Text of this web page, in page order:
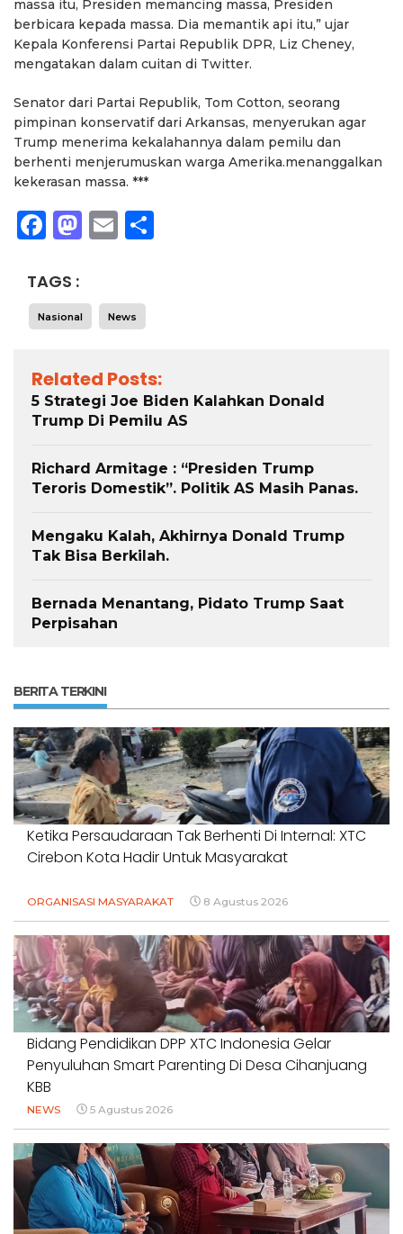
massa itu, Presiden memancing massa, Presiden
berbicara kepada massa. Dia memantik api itu,” ujar
Kepala Konferensi Partai Republik DPR, Liz Cheney,
mengatakan dalam cuitan di Twitter.
Senator dari Partai Republik, Tom Cotton, seorang
pimpinan konservatif dari Arkansas, menyerukan agar
Trump menerima kekalahannya dalam pemilu dan
berhenti menjerumuskan warga Amerika.menanggalkan
kekerasan massa. ***
Facebook
Mastodon
Email
TAGS :
Nasional News
Related Posts:
5 Strategi Joe Biden Kalahkan Donald
Trump Di Pemilu AS
Richard Armitage : “Presiden Trump
Teroris Domestik”. Politik AS Masih Panas.
Mengaku Kalah, Akhirnya Donald Trump
Tak Bisa Berkilah.
Bernada Menantang, Pidato Trump Saat
Perpisahan
BERITA TERKINI
Ketika Persaudaraan Tak Berhenti Di Internal: XTC
Cirebon Kota Hadir Untuk Masyarakat
ORGANISASI MASYARAKAT 8 Agustus 2026
Bidang Pendidikan DPP XTC Indonesia Gelar
Penyuluhan Smart Parenting Di Desa Cihanjuang
KBB
NEWS 5 Agustus 2026